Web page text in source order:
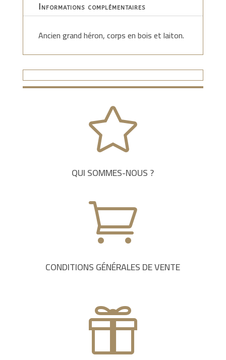
Informations complémentaires
Ancien grand héron, corps en bois et laiton.

QUI SOMMES-NOUS ?

CONDITIONS GÉNÉRALES DE VENTE
